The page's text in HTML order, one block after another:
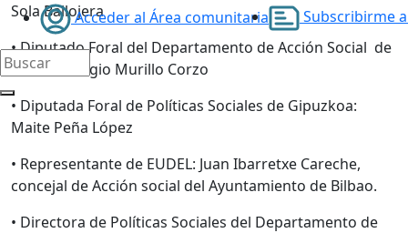
Acceder al Área comunitaria
Subscribirme
Sola Ballojera
•Diputado Foral del Departamento de Acción Social de
Bizkaia: Sergio Murillo Corzo
• Diputada Foral de Políticas Sociales de Gipuzkoa:
Maite Peña López
• Representante de EUDEL: Juan Ibarretxe Careche,
concejal de Acción social del Ayuntamiento de Bilbao.
• Directora de Políticas Sociales del Departamento de